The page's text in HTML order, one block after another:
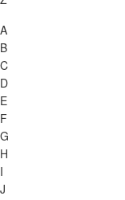
A
B
C
D
E
F
G
H
I
J